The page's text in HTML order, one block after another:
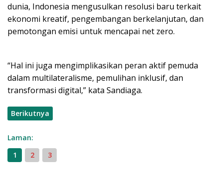
dunia, Indonesia mengusulkan resolusi baru terkait
ekonomi kreatif, pengembangan berkelanjutan, dan
pemotongan emisi untuk mencapai net zero.
“Hal ini juga mengimplikasikan peran aktif pemuda
dalam multilateralisme, pemulihan inklusif, dan
transformasi digital,” kata Sandiaga.
Berikutnya
Laman:
1
2 3